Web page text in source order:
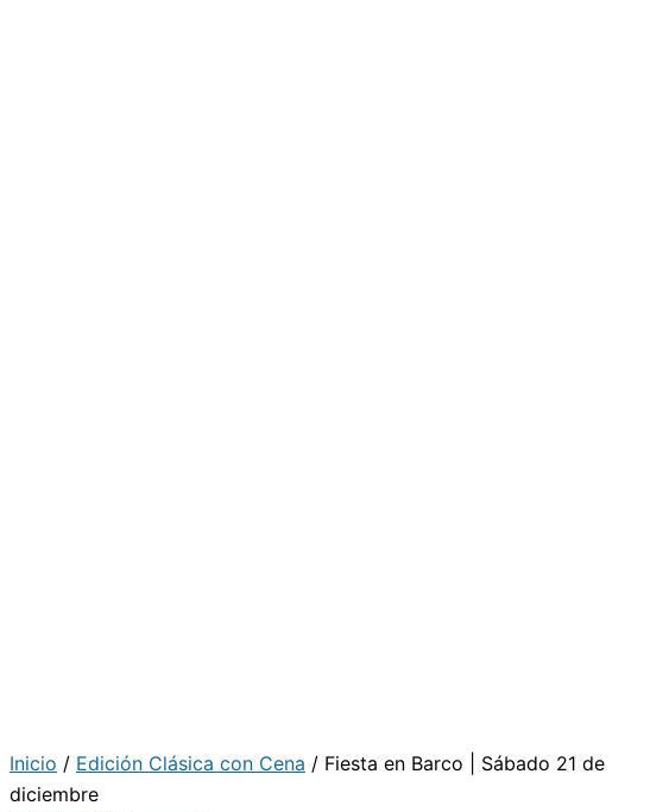
Inicio / Edición Clásica con Cena / Fiesta en Barco | Sábado 21 de
diciembre